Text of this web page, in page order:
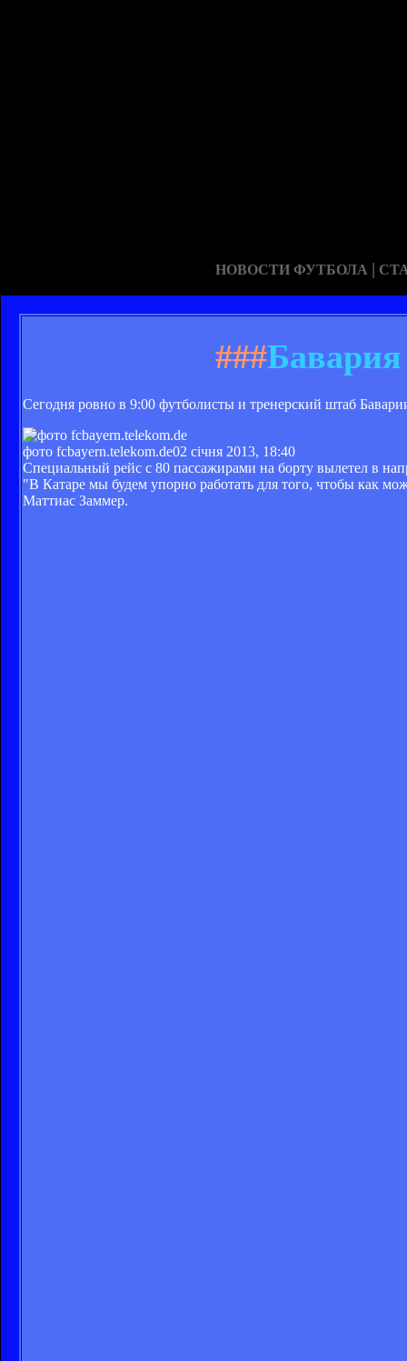
НОВОСТИ ФУТБОЛА |
###Бавария
Сегодня ровно в 9:00 футболисты и тренерский штаб
фото fcbayern.telekom.de02 січня 2013, 18:40
Специальный рейс с 80 пассажирами на борту вылетел в
"В Катаре мы будем упорно работать для того, чтобы как
Маттиас Заммер.